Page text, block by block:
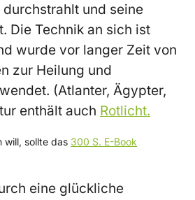
und seine
Die Technik an sich ist
wurde vor langer Zeit von
zur Heilung und
(Atlanter, Ägypter,
enthält auch Rotlicht.
will, sollte das 300 S. E-Book
eine glückliche